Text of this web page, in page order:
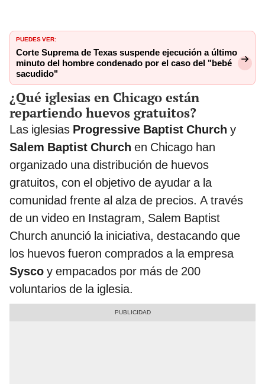
PUEDES VER:
Corte Suprema de Texas suspende ejecución a último
minuto del hombre condenado por el caso del "bebé
sacudido"
¿Qué iglesias en Chicago están
repartiendo huevos gratuitos?
Las iglesias Progressive Baptist Church y
Salem Baptist Church en Chicago han
organizado una distribución de huevos
gratuitos, con el objetivo de ayudar a la
comunidad frente al alza de precios. A través
de un video en Instagram, Salem Baptist
Church anunció la iniciativa, destacando que
los huevos fueron comprados a la empresa
Sysco y empacados por más de 200
voluntarios de la iglesia.